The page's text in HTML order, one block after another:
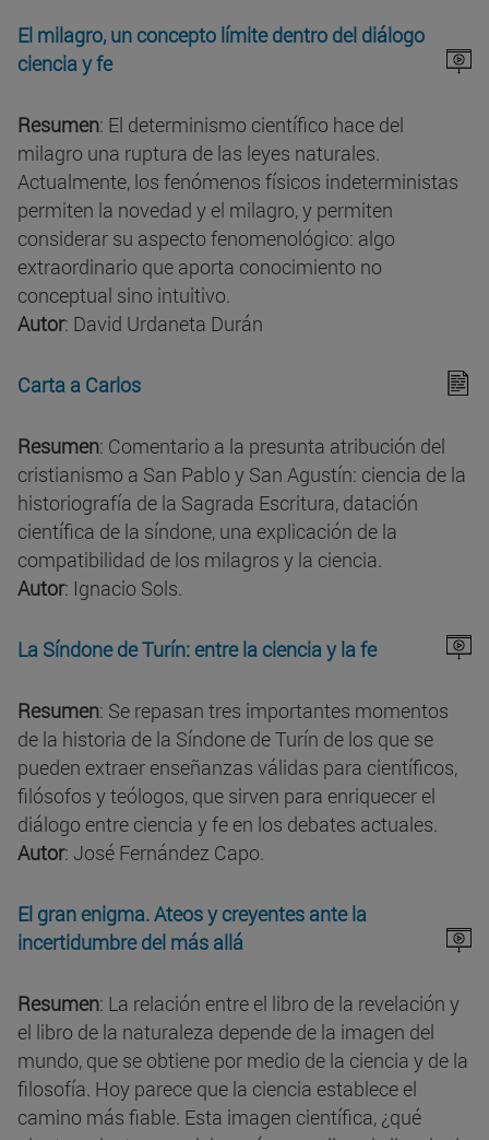
El milagro, un concepto límite dentro del diálogo
ciencia y fe
Resumen: El determinismo científico hace del
milagro una ruptura de las leyes naturales.
Actualmente, los fenómenos físicos indeterministas
permiten la novedad y el milagro, y permiten
considerar su aspecto fenomenológico: algo
extraordinario que aporta conocimiento no
conceptual sino intuitivo.
Autor: David Urdaneta Durán
Carta a Carlos
Resumen: Comentario a la presunta atribución del
cristianismo a San Pablo y San Agustín: ciencia de la
historiografía de la Sagrada Escritura, datación
científica de la síndone, una explicación de la
compatibilidad de los milagros y la ciencia.
Autor: Ignacio Sols.
La Síndone de Turín: entre la ciencia y la fe
Resumen: Se repasan tres importantes momentos
de la historia de la Síndone de Turín de los que se
pueden extraer enseñanzas válidas para científicos,
filósofos y teólogos, que sirven para enriquecer el
diálogo entre ciencia y fe en los debates actuales.
Autor: José Fernández Capo.
El gran enigma. Ateos y creyentes ante la
incertidumbre del más allá
Resumen: La relación entre el libro de la revelación y
el libro de la naturaleza depende de la imagen del
mundo, que se obtiene por medio de la ciencia y de la
filosofía. Hoy parece que la ciencia establece el
camino más fiable. Esta imagen científica, ¿qué